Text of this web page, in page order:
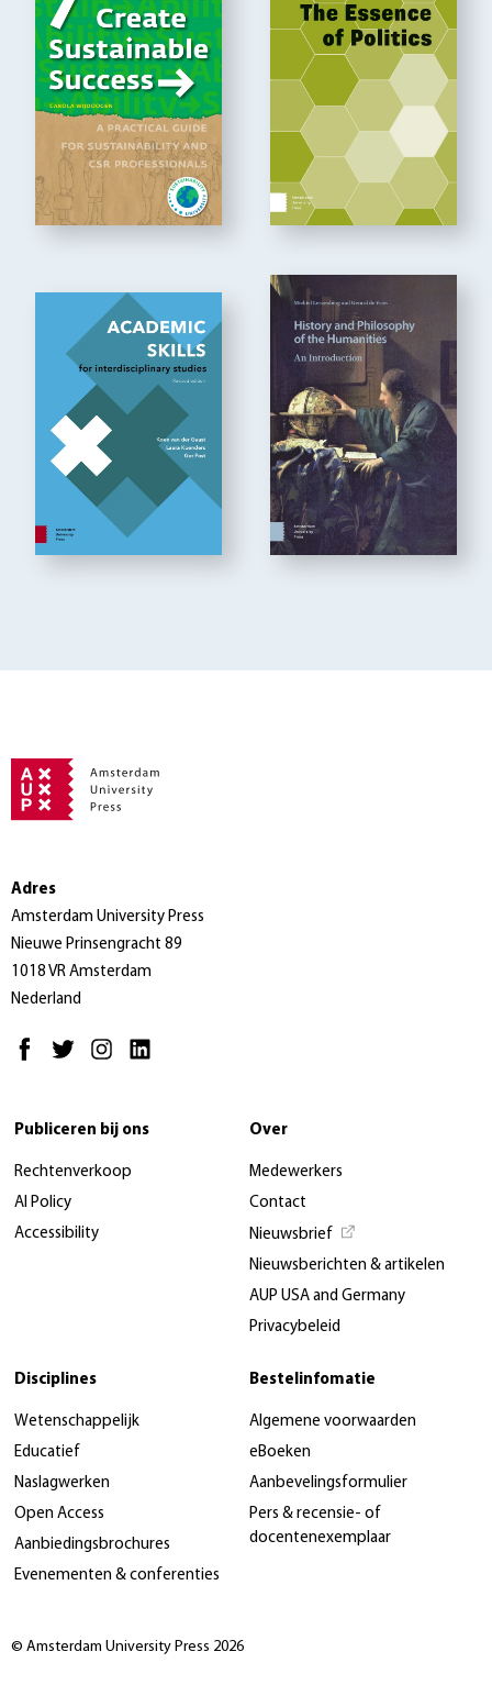
Adres
Amsterdam University Press
Nieuwe Prinsengracht 89
1018 VR Amsterdam
Nederland
Publiceren bij ons
Rechtenverkoop
AI Policy
Accessibility
Over
Medewerkers
Contact
Nieuwsbrief
Nieuwsberichten & artikelen
AUP USA and Germany
Privacybeleid
Disciplines
Wetenschappelijk
Educatief
Naslagwerken
Open Access
Aanbiedingsbrochures
Evenementen & conferenties
Bestelinfomatie
Algemene voorwaarden
eBoeken
Aanbevelingsformulier
Pers & recensie- of
docentenexemplaar
© Amsterdam University Press 2026